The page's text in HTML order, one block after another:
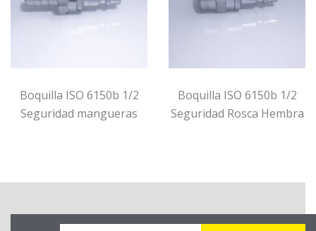
Boquilla ISO 6150b 1/2
Seguridad mangueras
Boquilla ISO 6150b 1/2
Seguridad Rosca Hembra